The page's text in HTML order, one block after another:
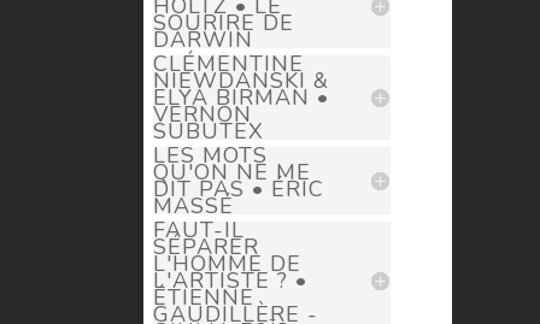
SOURIRE DE
DARWIN
CLÉMENTINE
NIEWDANSKI &
ELYA BIRMAN •
VERNON
SUBUTEX
LES MOTS
QU'ON NE ME
DIT PAS • ÉRIC
MASSÉ
FAUT-IL
SÉPARER
L'HOMME DE
L'ARTISTE ? •
ÉTIENNE
GAUDILLÈRE -